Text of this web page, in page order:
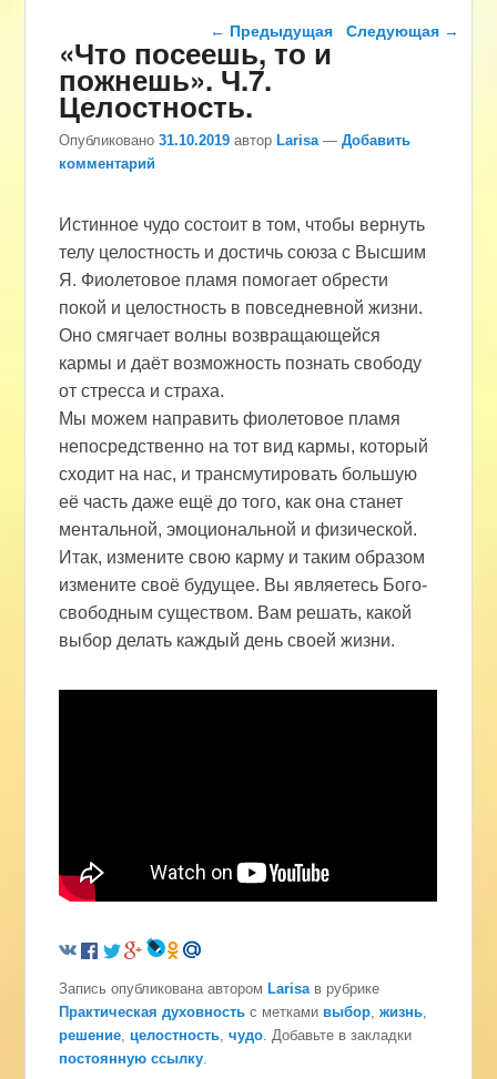
Навигация по записям
← Предыдущая Следующая →
«Что посеешь, то и
пожнешь». Ч.7.
Целостность.
Опубликовано31.10.2019 авторLarisa —Добавить
комментарий
Истинное чудо состоит в том, чтобы вернуть
телу целостность и достичь союза с Высшим
Я. Фиолетовое пламя помогает обрести
покой и целостность в повседневной жизни.
Оно смягчает волны возвращающейся
кармы и даёт возможность познать свободу
от стресса и страха.
Мы можем направить фиолетовое пламя
непосредственно на тот вид кармы, который
сходит на нас, и трансмутировать большую
её часть даже ещё до того, как она станет
ментальной, эмоциональной и физической.
Итак, измените свою карму и таким образом
измените своё будущее. Вы являетесь Бого-
свободным существом. Вам решать, какой
выбор делать каждый день своей жизни.
Запись опубликована автором Larisa в рубрике
Практическая духовность с метками выбор ,жизнь
решение целостность ,чудо . Добавьте в закладки
постоянную ссылку